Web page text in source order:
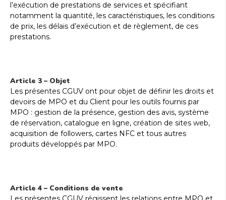
l’exécution de prestations de services et spécifiant
notamment la quantité, les caractéristiques, les conditions
de prix, les délais d’exécution et de règlement, de ces
prestations.
Article 3 – Objet
Les présentes CGUV ont pour objet de définir les droits et
devoirs de MPO et du Client pour les outils fournis par
MPO : gestion de la présence, gestion des avis, système
de réservation, catalogue en ligne, création de sites web,
acquisition de followers, cartes NFC et tous autres
produits développés par MPO.
Article 4 – Conditions de vente